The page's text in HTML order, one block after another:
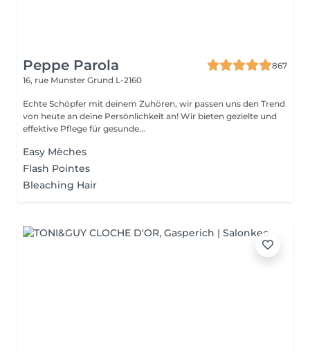
Peppe Parola
867
16, rue Munster Grund L-2160
Echte Schöpfer mit deinem Zuhören, wir passen uns den Trend
von heute an deine Persönlichkeit an! Wir bieten gezielte und
effektive Pflege für gesunde...
Easy Mèches
Flash Pointes
Bleaching Hair